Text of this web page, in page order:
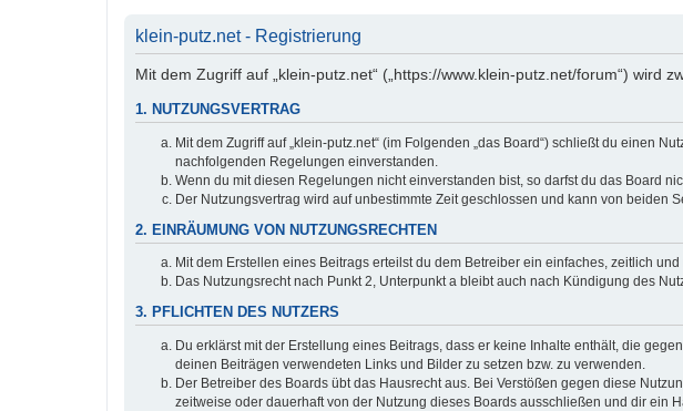
klein-putz.net - Registrierung
Mit dem Zugriff auf „klein-putz.net“ („https://www.klein-putz.net/forum“)
1. NUTZUNGSVERTRAG
Mit dem Zugriff auf „klein-putz.net“ (im Folgenden „das Board“) schließt du einen
nachfolgenden Regelungen einverstanden.
Wenn du mit diesen Regelungen nicht einverstanden bist, so darfst du das Board
Der Nutzungsvertrag wird auf unbestimmte Zeit geschlossen und kann von beiden
2. EINRÄUMUNG VON NUTZUNGSRECHTEN
Mit dem Erstellen eines Beitrags erteilst du dem Betreiber ein einfaches, zeitlich
Das Nutzungsrecht nach Punkt 2, Unterpunkt a bleibt auch nach Kündigung des
3. PFLICHTEN DES NUTZERS
Du erklärst mit der Erstellung eines Beitrags, dass er keine Inhalte enthält, die
deinen Beiträgen verwendeten Links und Bilder zu setzen bzw. zu verwenden.
Der Betreiber des Boards übt das Hausrecht aus. Bei Verstößen gegen diese
zeitweise oder dauerhaft von der Nutzung dieses Boards ausschließen und dir ein